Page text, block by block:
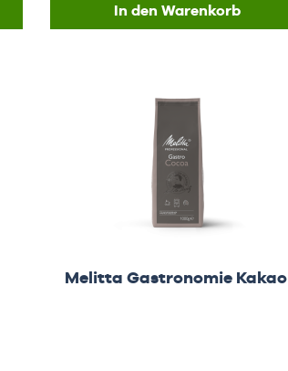
In den Warenkorb
Melitta Gastronomie Kakao